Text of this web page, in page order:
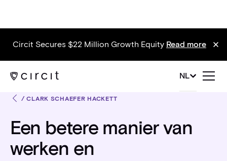
Circit Secures $22 Million Growth Equity Read more
NL
/ CLARK SCHAEFER HACKETT
Een betere manier van
werken en